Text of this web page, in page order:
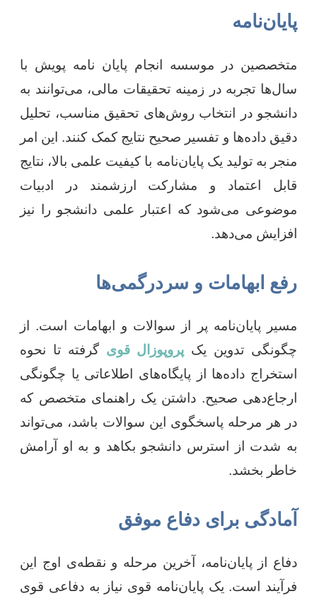
پایان‌نامه
متخصصین در موسسه انجام پایان نامه پویش با
سال‌ها تجربه در زمینه تحقیقات مالی، می‌توانند به
دانشجو در انتخاب روش‌های تحقیق مناسب، تحلیل
دقیق داده‌ها و تفسیر صحیح نتایج کمک کنند. این امر
منجر به تولید یک پایان‌نامه با کیفیت علمی بالا، نتایج
قابل اعتماد و مشارکت ارزشمند در ادبیات
موضوعی می‌شود که اعتبار علمی دانشجو را نیز
افزایش می‌دهد.
رفع ابهامات و سردرگمی‌ها
مسیر پایان‌نامه پر از سوالات و ابهامات است. از
چگونگی تدوین یک پروپوزال قوی گرفته تا نحوه
استخراج داده‌ها از پایگاه‌های اطلاعاتی یا چگونگی
ارجاع‌دهی صحیح. داشتن یک راهنمای متخصص که
در هر مرحله پاسخگوی این سوالات باشد، می‌تواند
به شدت از استرس دانشجو بکاهد و به او آرامش
خاطر بخشد.
آمادگی برای دفاع موفق
دفاع از پایان‌نامه، آخرین مرحله و نقطه‌ی اوج این
فرآیند است. یک پایان‌نامه قوی نیاز به دفاعی قوی